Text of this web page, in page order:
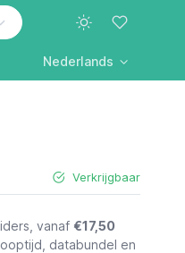
Nederlands
Verkrijgbaar
vanaf €17,50
databundel en